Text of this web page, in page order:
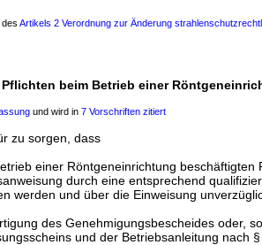
Artikels 2 Verordnung zur Änderung
beim Betrieb einer
und wird in 7 Vorschriften zitiert
zu sorgen, dass
einer Röntgeneinrichtung
durch eine entsprechend
werden und über die Einweisung
des Genehmigungsbescheides oder,
und der Betriebsanleitung nach §